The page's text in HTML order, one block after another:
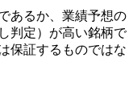
あるか、業績予想の
判定）が高い銘柄で
保証するものではな